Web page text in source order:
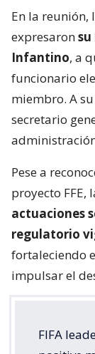
En la reunión,
expresaronsu
Infantino, a
funcionario
miembro. A
secretario
Pese a
proyecto FFE,
actuaciones
regulatorio
fortaleciendo
impulsar el
FIFA